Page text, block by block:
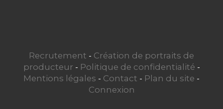
Recrutement - Création de portraits de
producteur - Politique de confidentialité -
Mentions légales - Contact - Plan du site -
Connexion